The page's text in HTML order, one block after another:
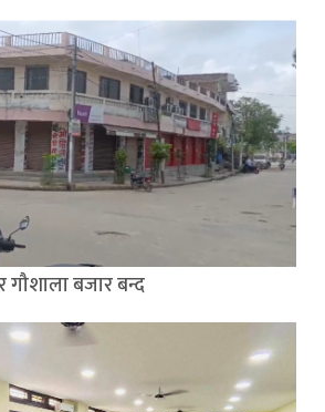
गौशाला बजार बन्द